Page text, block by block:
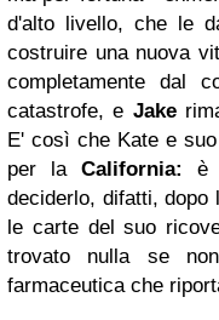
d'alto livello, che le
costruire una nuova
completamente dal
catastrofe, e Jake
E' così che Kate e
per laCalifornia:è
deciderlo, difatti, dopo
le carte del suo
trovato nulla se
farmaceutica che